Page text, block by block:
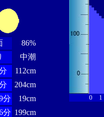
86%
中潮
112cm
204cm
分
19cm
分 199cm
0 1